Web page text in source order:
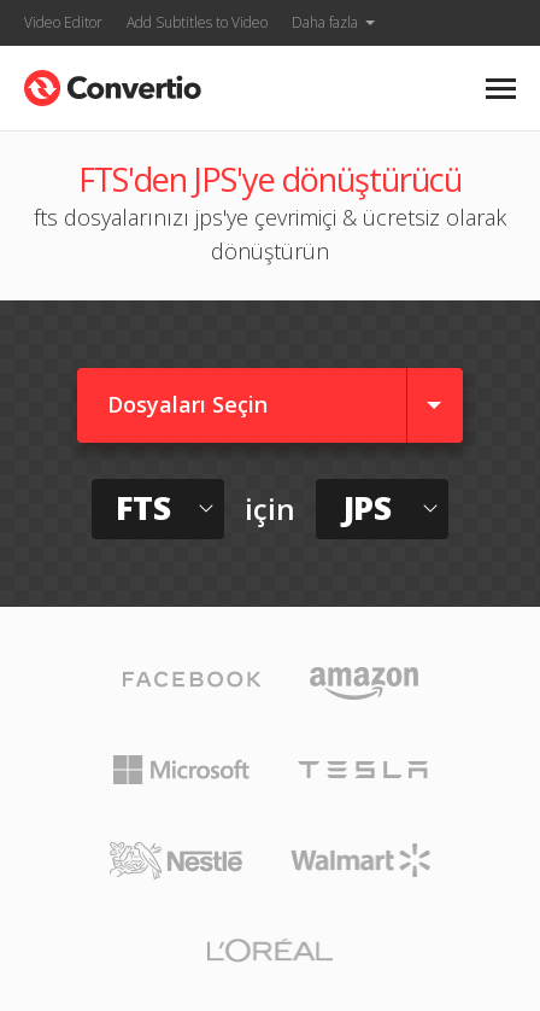
Video Editor Add Subtitles to Video Daha fazla
FTS'den JPS'ye dönüştürücü
fts dosyalarınızı jps'ye çevrimiçi & ücretsiz olarak
dönüştürün
Dosyaları Seçin
FTS için JPS